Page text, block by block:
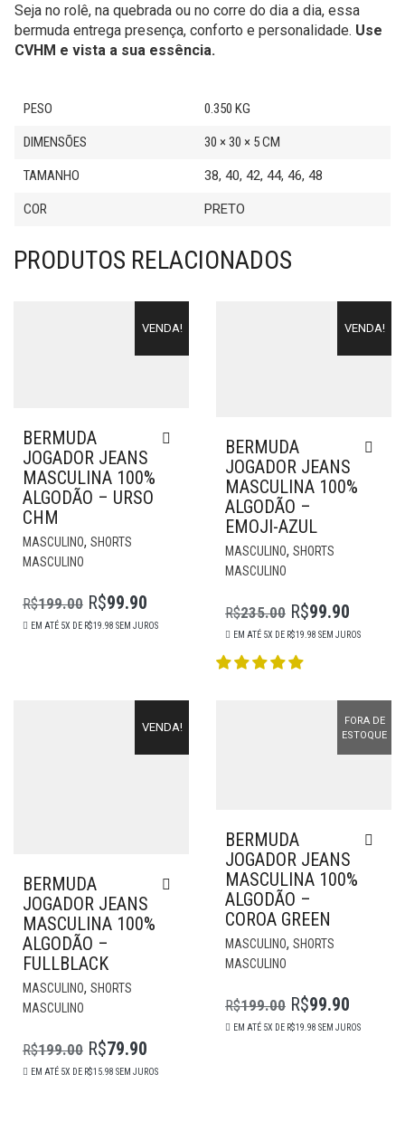
Seja no rolê, na quebrada ou no corre do dia a dia, essa
bermuda entrega presença, conforto e personalidade. Use
CVHM e vista a sua essência.
PESO 0.350 KG
DIMENSÕES 30 × 30 × 5 CM
TAMANHO 38, 40, 42, 44, 46, 48
COR PRETO
PRODUTOS RELACIONADOS
VENDA!
BERMUDA
JOGADOR JEANS
MASCULINA 100%
ALGODÃO – URSO
CHM
MASCULINO, SHORTS
MASCULINO
PRODUTO
VARIANTES.
OPÇÕES
PODEM
NA
PÁGINA
R$199.00
O
R$99.90
O
EM ATÉ 5X DE R$19.98 SEM JUROS
VENDA!
BERMUDA
JOGADOR JEANS
MASCULINA 100%
ALGODÃO –
EMOJI-AZUL
MASCULINO, SHORTS
MASCULINO
SER
NA
R$235.00
O
ORIGINAL
R$99.90
O
ATUAL
EM ATÉ 5X DE R$19.98 SEM JUROS
VENDA!
BERMUDA
JOGADOR JEANS
MASCULINA 100%
ALGODÃO –
FULLBLACK
MASCULINO, SHORTS
MASCULINO
PRODUTO
R$199.00
O
R$79.90
O
EM ATÉ 5X DE R$15.98 SEM JUROS
FORA DE
ESTOQUE
BERMUDA
JOGADOR JEANS
MASCULINA 100%
ALGODÃO –
COROA GREEN
MASCULINO, SHORTS
MASCULINO
R$199.00
O
R$99.90
O
EM ATÉ 5X DE R$19.98 SEM JUROS